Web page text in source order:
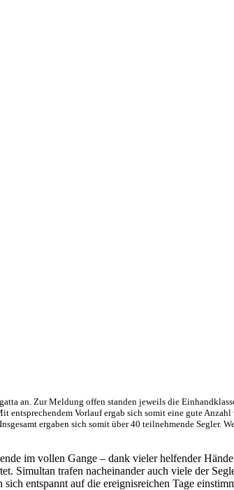
an. Zur Meldung offen standen jeweils die
Vorlauf ergab sich somit eine gute
ergaben sich somit über 40 teilnehmende Segler.
im vollen Gange – dank vieler helfender
Simultan trafen nacheinander auch viele der
entspannt auf die ereignisreichen Tage